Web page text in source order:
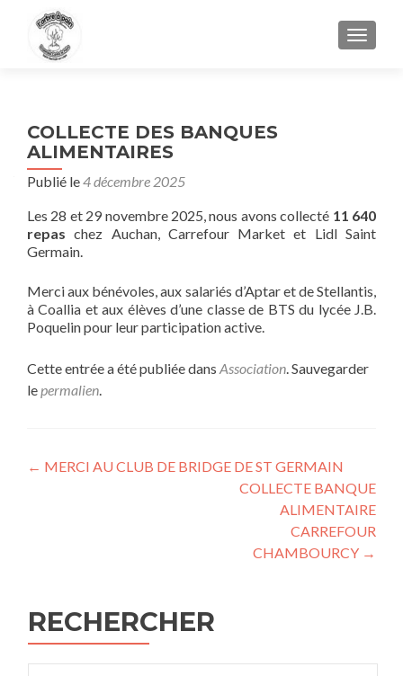
COLLECTE DES BANQUES
ALIMENTAIRES
Publié le4 décembre 2025
Les 28 et 29 novembre 2025, nous avons collecté 11 640
repas chez Auchan, Carrefour Market et Lidl Saint
Germain.
Merci aux bénévoles, aux salariés d’Aptar et de Stellantis,
à Coallia et aux élèves d’une classe de BTS du lycée J.B.
Poquelin pour leur participation active.
Cette entrée a été publiée dans Association. Sauvegarder
lepermalien.
Navigation
← MERCI AU CLUB DE BRIDGE DE ST GERMAIN
COLLECTE BANQUE
ALIMENTAIRE
CARREFOUR
CHAMBOURCY →
RECHERCHER